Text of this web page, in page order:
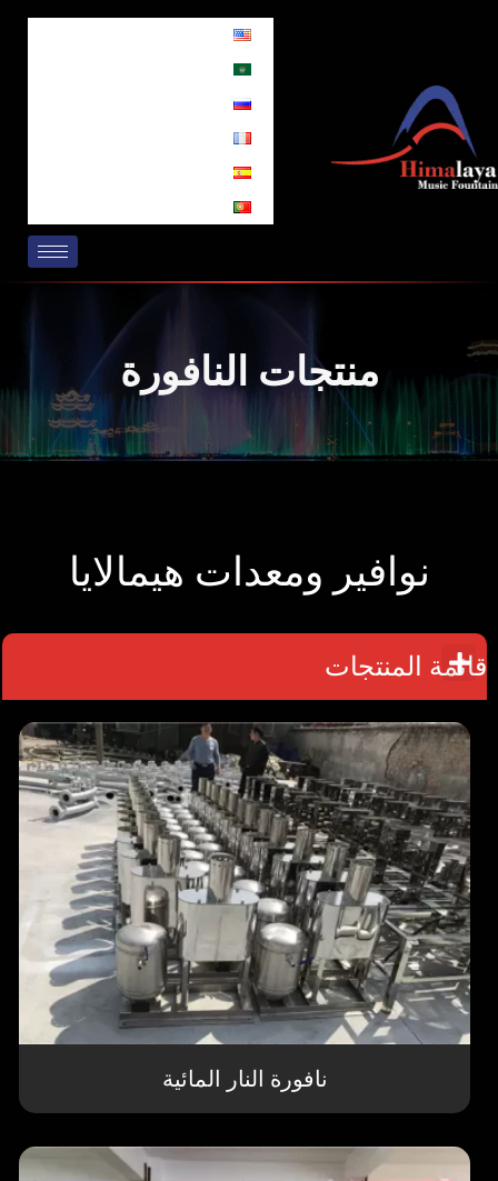
منتجات النافورة
نوافير ومعدات هيمالايا
قائمة المنتجات
M
e
n
u
نافورة النار المائية